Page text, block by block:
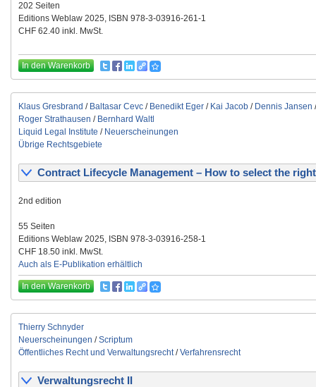
202 Seiten
Editions Weblaw 2025, ISBN 978-3-03916-261-1
CHF 62.40 inkl. MwSt.
In den Warenkorb
Klaus Gresbrand / Baltasar Cevc / Benedikt Eger / Kai Jacob / Dennis Jansen
Roger Strathausen / Bernhard Waltl
Liquid Legal Institute / Neuerscheinungen
Übrige Rechtsgebiete
Contract Lifecycle Management – How to select the
2nd edition
55 Seiten
Editions Weblaw 2025, ISBN 978-3-03916-258-1
CHF 18.50 inkl. MwSt.
Auch als E-Publikation erhältlich
In den Warenkorb
Thierry Schnyder
Neuerscheinungen /Scriptum
Öffentliches Recht und Verwaltungsrecht/Verfahrensrecht
Verwaltungsrecht II